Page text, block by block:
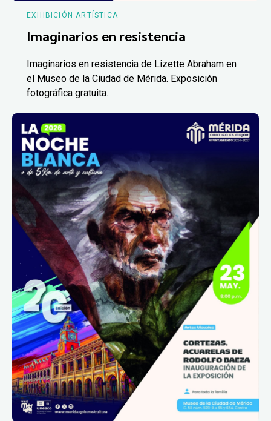
EXHIBICIÓN ARTÍSTICA
Imaginarios en resistencia
Imaginarios en resistencia de Lizette Abraham en
el Museo de la Ciudad de Mérida. Exposición
fotográfica gratuita.